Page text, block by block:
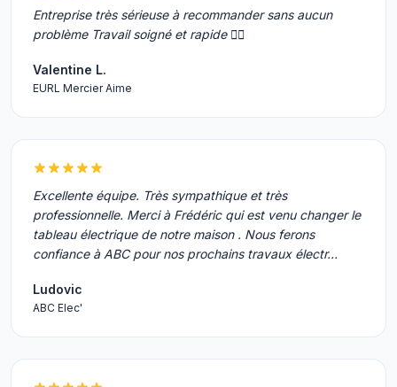
Entreprise très sérieuse à recommander sans aucun
problème Travail soigné et rapide 👍🏻
Valentine L.
EURL Mercier Aime
Excellente équipe. Très sympathique et très
professionnelle. Merci à Frédéric qui est venu changer le
tableau électrique de notre maison . Nous ferons
confiance à ABC pour nos prochains travaux électr…
Ludovic
ABC Elec'